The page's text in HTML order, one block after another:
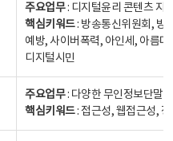
주요업무: 디지털윤리 콘텐츠 지
핵심키워드: 방송통신위원회, 방
예방, 사이버폭력, 아인세, 아름
디지털시민
주요업무: 다양한 무인정보단말
핵심키워드: 접근성, 웹접근성,